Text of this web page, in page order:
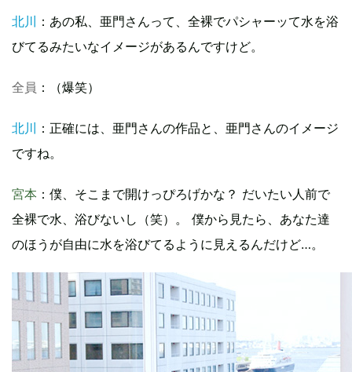
北川 ：あの私、亜門さんって、全裸でパシャーッて水を浴
びてるみたいなイメージがあるんですけど。
全員 ：（爆笑）
北川 ：正確には、亜門さんの作品と、亜門さんのイメージ
ですね。
宮本 ：僕、そこまで開けっぴろげかな？ だいたい人前で
全裸で水、浴びないし（笑）。 僕から見たら、あなた達
のほうが自由に水を浴びてるように見えるんだけど…。